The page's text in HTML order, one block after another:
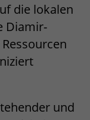
die lokalen
Diamir-
und